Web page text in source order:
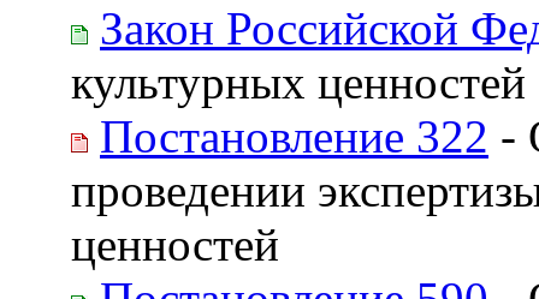
Закон Российской
культурных ценностей
Постановление 322 -
проведении
ценностей